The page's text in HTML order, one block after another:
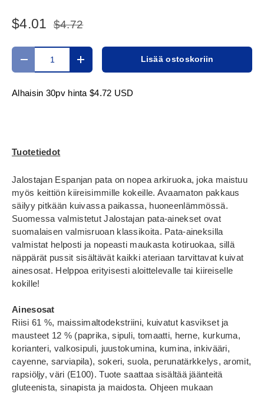
$4.01 $4.72
Määrä
Translation missing: fi.cart.items.decrease_quantity
Translation missing:Lisää ostoskoriin
Alhaisin 30pv hinta $4.72 USD
Tuotetiedot
Jalostajan Espanjan pata on nopea arkiruoka, joka maistuu
myös keittiön kiireisimmille kokeille. Avaamaton pakkaus
säilyy pitkään kuivassa paikassa, huoneenlämmössä.
Suomessa valmistetut Jalostajan pata-ainekset ovat
suomalaisen valmisruoan klassikoita. Pata-aineksilla
valmistat helposti ja nopeasti maukasta kotiruokaa, sillä
näppärät pussit sisältävät kaikki ateriaan tarvittavat kuivat
ainesosat. Helppoa erityisesti aloittelevalle tai kiireiselle
kokille!
Ainesosat
Riisi 61 %, maissimaltodekstriini, kuivatut kasvikset ja
mausteet 12 % (paprika, sipuli, tomaatti, herne, kurkuma,
korianteri, valkosipuli, juustokumina, kumina, inkivääri,
cayenne, sarviapila), sokeri, suola, perunatärkkelys, aromit,
rapsiöljy, väri (E100). Tuote saattaa sisältää jäänteitä
gluteenista, sinapista ja maidosta. Ohjeen mukaan